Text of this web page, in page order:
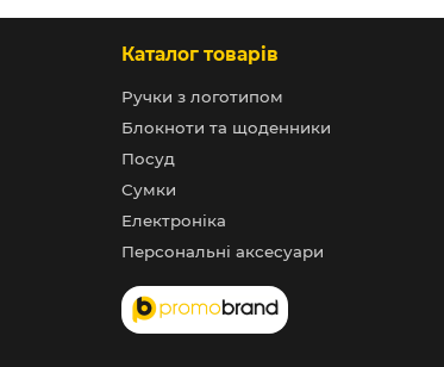
Каталог товарів
Ручки з логотипом
Блокноти та щоденники
Посуд
Сумки
Електроніка
Персональні аксесуари